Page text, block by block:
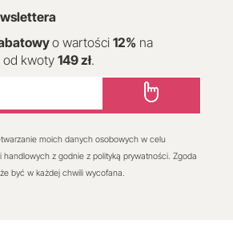
o wartości 12% na
od kwoty149 zł.
moich danych osobowych w celu
handlowych z godnie z polityką prywatności. Zgoda
być w każdej chwili wycofana.